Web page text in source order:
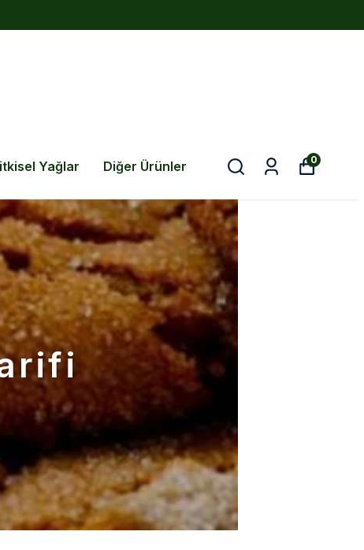
Yağlar Diğer Ürünler 0